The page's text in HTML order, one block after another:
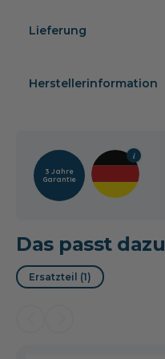
Lieferung
Herstellerinformation
3 Jahre
Garantie
Das passt dazu
Ersatzteil (1)